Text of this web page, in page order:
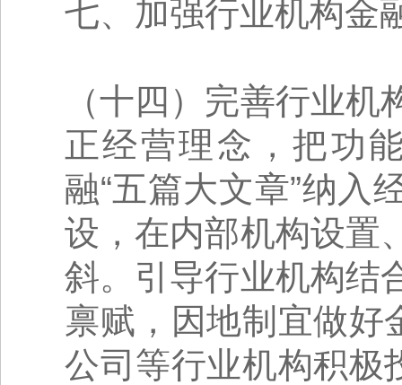
七、加强行业机构金
（十四）完善行业
正经营理念，把功
融“五篇大文章”纳入
设，在内部机构设置
斜。引导行业机构结
禀赋，因地制宜做好
公司等行业机构积极